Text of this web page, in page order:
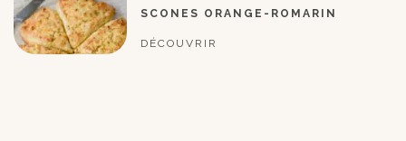
SCONES ORANGE-ROMARIN
DÉCOUVRIR